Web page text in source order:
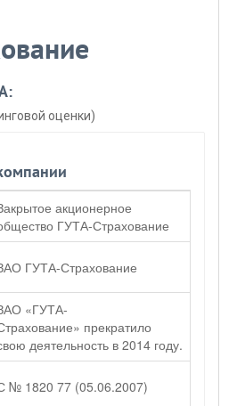
оценки)
акционерное
ГУТА-Страхование
ГУТА-Страхование
«ГУТА-
прекратило
деятельность в 2014 году.
№ 1820 77 (05.06.2007)